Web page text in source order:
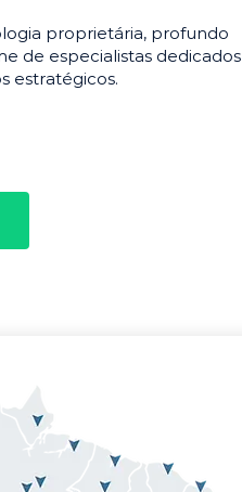
proprietária, profundo
de especialistas dedicados
estratégicos.